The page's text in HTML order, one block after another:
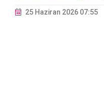
25 Haziran 2026 07:55